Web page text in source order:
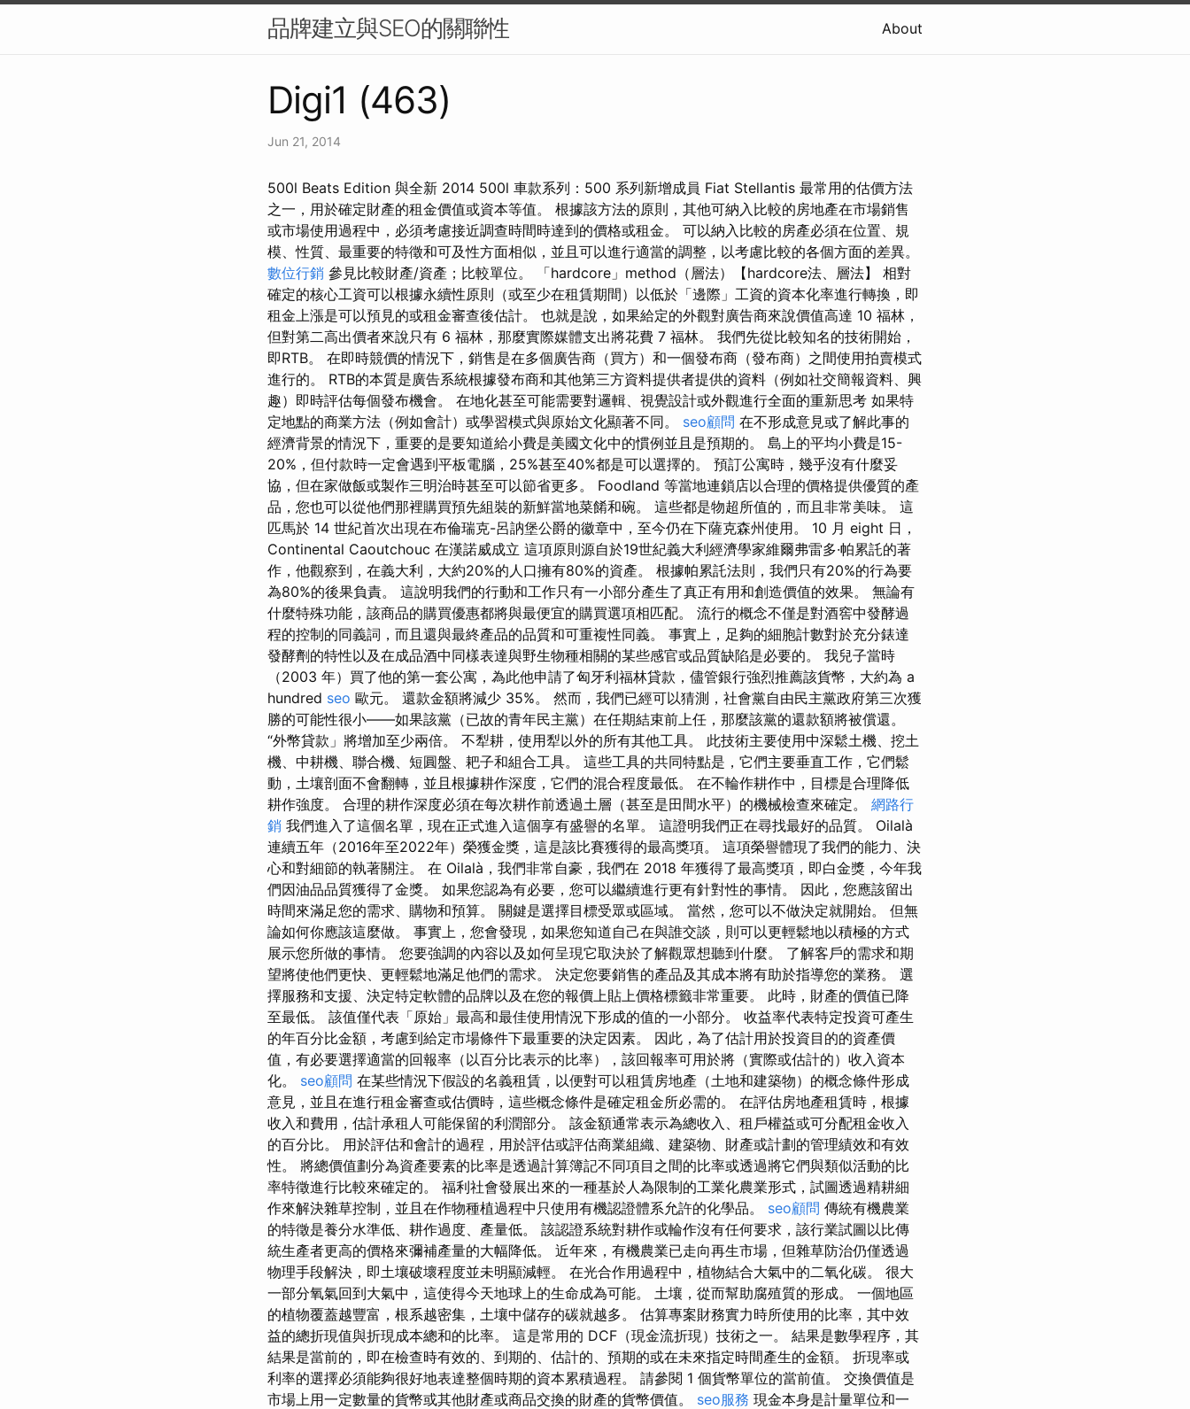
品牌建立與SEO的關聯性 About
Digi1 (463)
Jun 21, 2014
500l Beats Edition 與全新 2014 500l 車款系列：500 系列新增成員 Fiat Stellantis 最常用的估價方法
之一，用於確定財產的租金價值或資本等值。 根據該方法的原則，其他可納入比較的房地產在市場銷售
或市場使用過程中，必須考慮接近調查時間時達到的價格或租金。 可以納入比較的房產必須在位置、規
模、性質、最重要的特徵和可及性方面相似，並且可以進行適當的調整，以考慮比較的各個方面的差異。
數位行銷 參見比較財產/資產；比較單位。 「hardcore」method（層法）【hardcore法、層法】 相對
確定的核心工資可以根據永續性原則（或至少在租賃期間）以低於「邊際」工資的資本化率進行轉換，即
租金上漲是可以預見的或租金審查後估計。 也就是說，如果給定的外觀對廣告商來說價值高達 10 福林，
但對第二高出價者來說只有 6 福林，那麼實際媒體支出將花費 7 福林。 我們先從比較知名的技術開始，
即RTB。 在即時競價的情況下，銷售是在多個廣告商（買方）和一個發布商（發布商）之間使用拍賣模式
進行的。 RTB的本質是廣告系統根據發布商和其他第三方資料提供者提供的資料（例如社交簡報資料、興
趣）即時評估每個發布機會。 在地化甚至可能需要對邏輯、視覺設計或外觀進行全面的重新思考 如果特
定地點的商業方法（例如會計）或學習模式與原始文化顯著不同。 seo顧問 在不形成意見或了解此事的
經濟背景的情況下，重要的是要知道給小費是美國文化中的慣例並且是預期的。 島上的平均小費是15-
20%，但付款時一定會遇到平板電腦，25%甚至40%都是可以選擇的。 預訂公寓時，幾乎沒有什麼妥
協，但在家做飯或製作三明治時甚至可以節省更多。 Foodland 等當地連鎖店以合理的價格提供優質的產
品，您也可以從他們那裡購買預先組裝的新鮮當地菜餚和碗。 這些都是物超所值的，而且非常美味。 這
匹馬於 14 世紀首次出現在布倫瑞克-呂訥堡公爵的徽章中，至今仍在下薩克森州使用。 10 月 eight 日，
Continental Caoutchouc 在漢諾威成立 這項原則源自於19世紀義大利經濟學家維爾弗雷多·帕累託的著
作，他觀察到，在義大利，大約20%的人口擁有80%的資產。 根據帕累託法則，我們只有20%的行為要
為80%的後果負責。 這說明我們的行動和工作只有一小部分產生了真正有用和創造價值的效果。 無論有
什麼特殊功能，該商品的購買優惠都將與最便宜的購買選項相匹配。 流行的概念不僅是對酒窖中發酵過
程的控制的同義詞，而且還與最終產品的品質和可重複性同義。 事實上，足夠的細胞計數對於充分錶達
發酵劑的特性以及在成品酒中同樣表達與野生物種相關的某些感官或品質缺陷是必要的。 我兒子當時
（2003 年）買了他的第一套公寓，為此他申請了匈牙利福林貸款，儘管銀行強烈推薦該貨幣，大約為 a
hundred seo 歐元。 還款金額將減少 35%。 然而，我們已經可以猜測，社會黨自由民主黨政府第三次獲
勝的可能性很小——如果該黨（已故的青年民主黨）在任期結束前上任，那麼該黨的還款額將被償還。
“外幣貸款」將增加至少兩倍。 不犁耕，使用犁以外的所有其他工具。 此技術主要使用中深鬆土機、挖土
機、中耕機、聯合機、短圓盤、耙子和組合工具。 這些工具的共同特點是，它們主要垂直工作，它們鬆
動，土壤剖面不會翻轉，並且根據耕作深度，它們的混合程度最低。 在不輪作耕作中，目標是合理降低
耕作強度。 合理的耕作深度必須在每次耕作前透過土層（甚至是田間水平）的機械檢查來確定。 網路行
銷 我們進入了這個名單，現在正式進入這個享有盛譽的名單。 這證明我們正在尋找最好的品質。 Oilalà
連續五年（2016年至2022年）榮獲金獎，這是該比賽獲得的最高獎項。 這項榮譽體現了我們的能力、決
心和對細節的執著關注。 在 Oilalà，我們非常自豪，我們在 2018 年獲得了最高獎項，即白金獎，今年我
們因油品品質獲得了金獎。 如果您認為有必要，您可以繼續進行更有針對性的事情。 因此，您應該留出
時間來滿足您的需求、購物和預算。 關鍵是選擇目標受眾或區域。 當然，您可以不做決定就開始。 但無
論如何你應該這麼做。 事實上，您會發現，如果您知道自己在與誰交談，則可以更輕鬆地以積極的方式
展示您所做的事情。 您要強調的內容以及如何呈現它取決於了解觀眾想聽到什麼。 了解客戶的需求和期
望將使他們更快、更輕鬆地滿足他們的需求。 決定您要銷售的產品及其成本將有助於指導您的業務。 選
擇服務和支援、決定特定軟體的品牌以及在您的報價上貼上價格標籤非常重要。 此時，財產的價值已降
至最低。 該值僅代表「原始」最高和最佳使用情況下形成的值的一小部分。 收益率代表特定投資可產生
的年百分比金額，考慮到給定市場條件下最重要的決定因素。 因此，為了估計用於投資目的的資產價
值，有必要選擇適當的回報率（以百分比表示的比率），該回報率可用於將（實際或估計的）收入資本
化。 seo顧問 在某些情況下假設的名義租賃，以便對可以租賃房地產（土地和建築物）的概念條件形成
意見，並且在進行租金審查或估價時，這些概念條件是確定租金所必需的。 在評估房地產租賃時，根據
收入和費用，估計承租人可能保留的利潤部分。 該金額通常表示為總收入、租戶權益或可分配租金收入
的百分比。 用於評估和會計的過程，用於評估或評估商業組織、建築物、財產或計劃的管理績效和有效
性。 將總價值劃分為資產要素的比率是透過計算簿記不同項目之間的比率或透過將它們與類似活動的比
率特徵進行比較來確定的。 福利社會發展出來的一種基於人為限制的工業化農業形式，試圖透過精耕細
作來解決雜草控制，並且在作物種植過程中只使用有機認證體系允許的化學品。 seo顧問 傳統有機農業
的特徵是養分水準低、耕作過度、產量低。 該認證系統對耕作或輪作沒有任何要求，該行業試圖以比傳
統生產者更高的價格來彌補產量的大幅降低。 近年來，有機農業已走向再生市場，但雜草防治仍僅透過
物理手段解決，即土壤破壞程度並未明顯減輕。 在光合作用過程中，植物結合大氣中的二氧化碳。 很大
一部分氧氣回到大氣中，這使得今天地球上的生命成為可能。 土壤，從而幫助腐殖質的形成。 一個地區
的植物覆蓋越豐富，根系越密集，土壤中儲存的碳就越多。 估算專案財務實力時所使用的比率，其中效
益的總折現值與折現成本總和的比率。 這是常用的 DCF（現金流折現）技術之一。 結果是數學程序，其
結果是當前的，即在檢查時有效的、到期的、估計的、預期的或在未來指定時間產生的金額。 折現率或
利率的選擇必須能夠很好地表達整個時期的資本累積過程。 請參閱 1 個貨幣單位的當前值。 交換價值是
市場上用一定數量的貨幣或其他財產或商品交換的財產的貨幣價值。 seo服務 現金本身是計量單位和一